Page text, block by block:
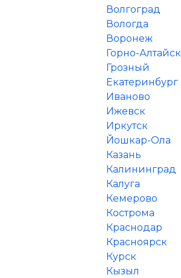
Волгоград
Вологда
Воронеж
Горно-Алтайск
Грозный
Екатеринбург
Иваново
Ижевск
Иркутск
Йошкар-Ола
Казань
Калининград
Калуга
Кемерово
Кострома
Краснодар
Красноярск
Курск
Кызыл